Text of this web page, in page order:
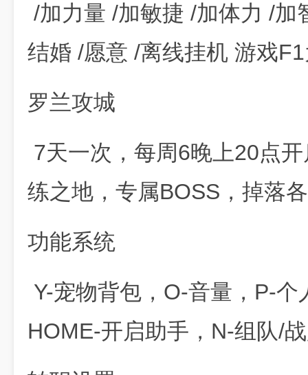
/加力量 /加敏捷 /加体力 /加
结婚 /愿意 /离线挂机 游戏
罗兰攻城
7天一次，每周6晚上20点
练之地，专属BOSS，掉落
功能系统
Y-宠物背包，O-音量，P-
HOME-开启助手，N-组队/